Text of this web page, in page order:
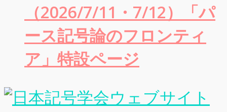
（2026/7/11・7/12）「パ
ース記号論のフロンティ
ア」特設ページ